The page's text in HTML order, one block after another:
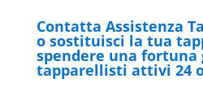
Contatta Assistenza
o sostituisci la tua
spendere una fortuna
tapparellisti attivi 24